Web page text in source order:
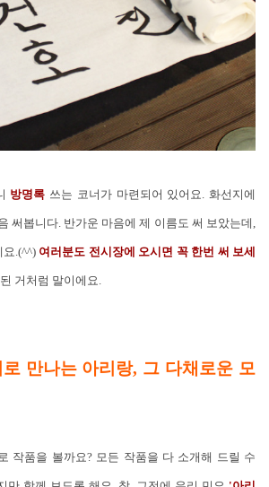
방명록 쓰는 코너가 마련되어 있어요. 화선지에
써봅니다. 반가운 마음에 제 이름도 써 보았는데,
요.(^^) 여러분도 전시장에 오시면 꼭 한번 써 보세
거처럼 말이에요.
만나는 아리랑, 그 다채로운 모
작품을 볼까요? 모든 작품을 다 소개해 드릴 수